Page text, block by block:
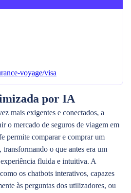
voyage/visa
por IA
mais exigentes e conectados, a
o mercado de seguros de viagem em
permite comparar e comprar um
o que antes era um
fluida e intuitiva. A
os chatbots interativos, capazes
às perguntas dos utilizadores, ou